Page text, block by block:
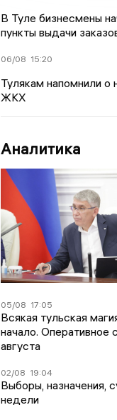
В Туле бизнесмены
пункты выдачи
06/08 15:20
Тулякам напомнили о
ЖКХ
Аналитика
05/08 17:05
Всякая тульская
начало. Оперативное
августа
02/08 19:04
Выборы, назначения,
недели